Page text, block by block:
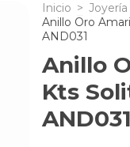
Inicio > Joyería
Anillo Oro
AND031
Anillo
Kts
AND031